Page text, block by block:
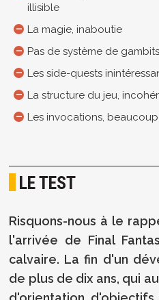
illisible
La magie, inaboutie
Pas de système de
Les side-quests
La structure du jeu,
Les invocations,
LE TEST
Risquons-nous à le
l'arrivée de Final
calvaire. La fin d'un
de plus de dix ans, qui